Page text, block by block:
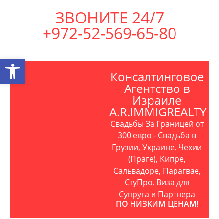
ЗВОНИТЕ 24/7
+972-52-569-65-80
Консалтинговое
Агентство в
Израиле
A.R.IMMIGREALTY
Свадьбы За Границей от
300 евро - Свадьба в
Грузии, Украине, Чехии
(Праге), Кипре,
Сальвадоре, Парагвае,
СтуПро, Виза для
Супруга и Партнера
ПО НИЗКИМ ЦЕНАМ!
Открыть панель инструментов